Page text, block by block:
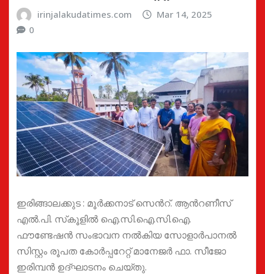
irinjalakudatimes.com
Mar 14, 2025
0
ഇരിങ്ങാലക്കുട : മൂര്‍ക്കനാട് സെന്‍റ്. ആന്‍റണീസ്
എല്‍.പി. സ്‌കൂളില്‍ ഐ.സി.ഐ.സി.ഐ.
ഫൗണ്ടേഷന്‍ സംഭാവന നല്‍കിയ സോളാര്‍പാനല്‍
സിസ്റ്റം രൂപത കോര്‍പ്പറേറ്റ് മാനേജര്‍ ഫാ. സീജോ
ഇരിമ്പന്‍ ഉദ്ഘാടനം ചെയ്തു.